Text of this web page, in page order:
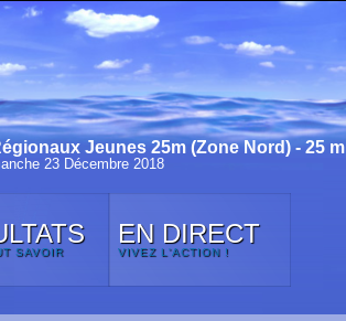
Jeunes 25m (Zone Nord) - 25 m
23 Décembre 2018
SAVOIR
EN DIRECT
VIVEZ L'ACTION !